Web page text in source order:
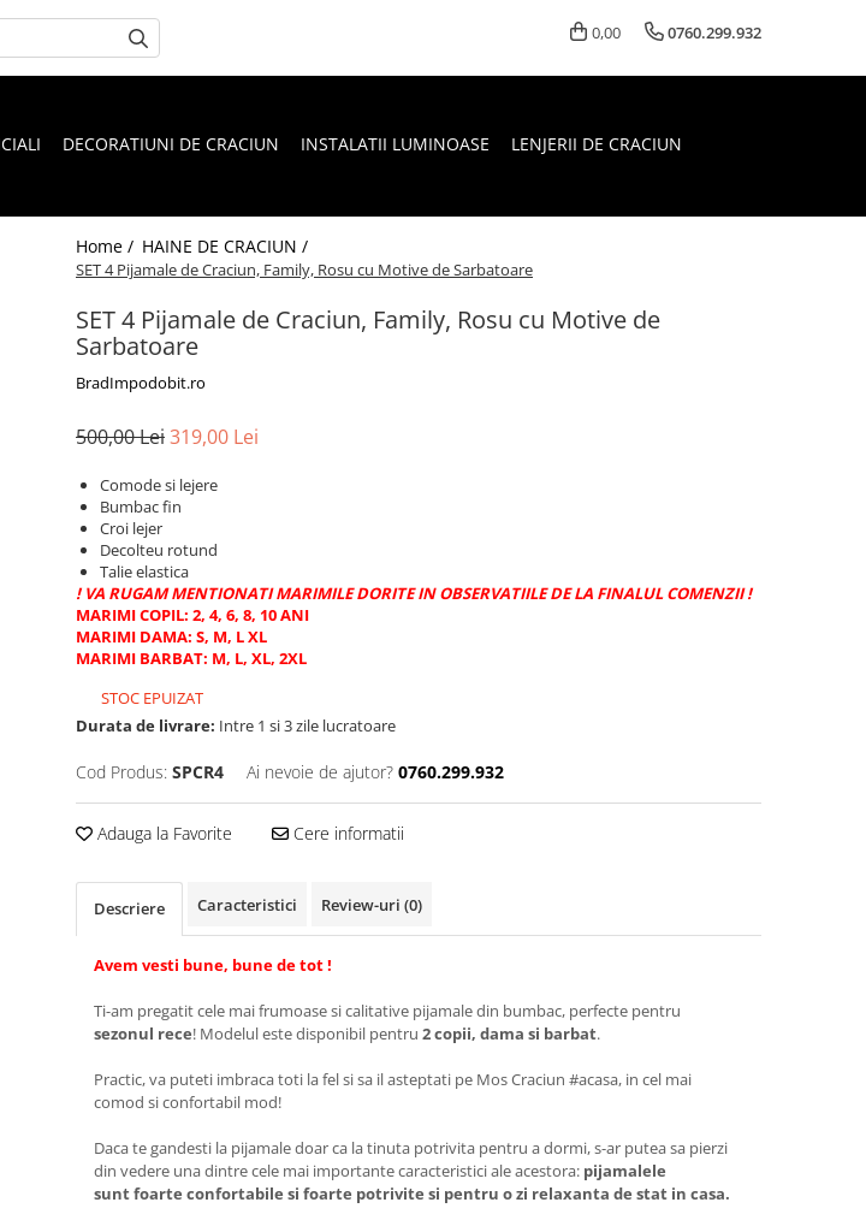
0,00 0760.299.932
DECORATIUNI DE CRACIUN INSTALATII LUMINOASE LENJERII DE CRACIUN
Home / HAINE DE CRACIUN /
SET 4 Pijamale de Craciun, Family, Rosu cu Motive de Sarbatoare
SET 4 Pijamale de Craciun, Family, Rosu cu Motive de
Sarbatoare
BradImpodobit.ro
500,00 Lei319,00 Lei
Comode si lejere
Bumbac fin
Croi lejer
Decolteu rotund
Talie elastica
! VA RUGAM MENTIONATI MARIMILE DORITE IN OBSERVATIILE DE LA FINALUL COMENZII !
MARIMI COPIL: 2, 4, 6, 8, 10 ANI
MARIMI DAMA: S, M, L XL
MARIMI BARBAT: M, L, XL, 2XL
STOC EPUIZAT
Durata de livrare: Intre 1 si 3 zile lucratoare
Cod Produs: SPCR4 Ai nevoie de ajutor? 0760.299.932
Adauga la Favorite Cere informatii
Descriere Caracteristici Review-uri (0)
Avem vesti bune, bune de tot !
Ti-am pregatit cele mai frumoase si calitative pijamale din bumbac, perfecte pentru
sezonul rece! Modelul este disponibil pentru 2 copii, dama si barbat.
Practic, va puteti imbraca toti la fel si sa il asteptati pe Mos Craciun #acasa, in cel mai
comod si confortabil mod!
Daca te gandesti la pijamale doar ca la tinuta potrivita pentru a dormi, s-ar putea sa pierzi
din vedere una dintre cele mai importante caracteristici ale acestora: pijamalele
sunt foarte confortabile si foarte potrivite si pentru o zi relaxanta de stat in casa.